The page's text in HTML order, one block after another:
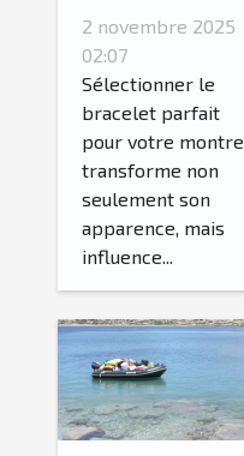
bracelet
idéal pour
votre
montre ?
2 novembre 2025
02:07
Sélectionner le
bracelet parfait
pour votre montre
transforme non
seulement son
apparence, mais
influence...